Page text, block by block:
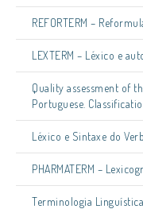
REFORTERM –
LEXTERM – Léxico e
Quality assessment of
Portuguese.
Léxico e Sintaxe do
PHARMATERM –
Terminologia